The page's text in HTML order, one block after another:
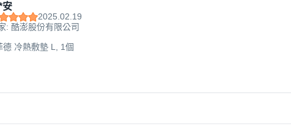
安
2025.02.19
: 酷澎股份有限公司
德 冷熱敷墊 L, 1個